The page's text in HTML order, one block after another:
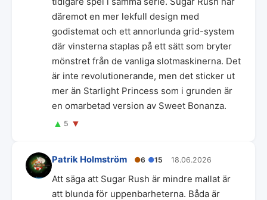
däremot en mer lekfull design med
godistemat och ett annorlunda grid-system
där vinsterna staplas på ett sätt som bryter
mönstret från de vanliga slotmaskinerna. Det
är inte revolutionerande, men det sticker ut
mer än Starlight Princess som i grunden är
en omarbetad version av Sweet Bonanza.
▲ 5 ▼
Patrik Holmström ●6 ●15 18.06.2026
Att säga att Sugar Rush är mindre mallat är
att blunda för uppenbarheterna. Båda är